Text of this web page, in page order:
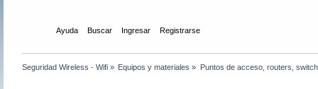
Ayuda Buscar Ingresar Registrarse
Seguridad Wireless - Wifi » Equipos y materiales » Puntos de acceso, routers,